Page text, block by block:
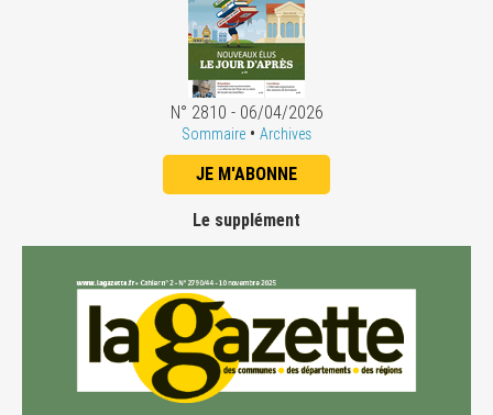
N° 2810 - 06/04/2026
Sommaire • Archives
JE M'ABONNE
Le supplément